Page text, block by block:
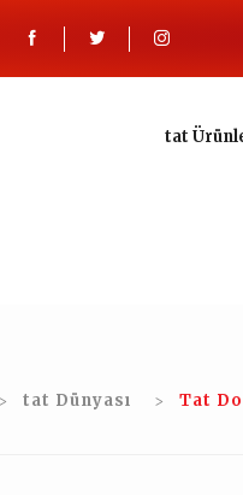
tat
tat Dünyası Tat